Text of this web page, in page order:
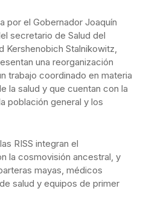
por el Gobernador Joaquín
secretario de Salud del
Kershenobich Stalnikowitz,
una reorganización
trabajo coordinado en materia
la salud y que cuentan con la
población general y los
RISS integran el
la cosmovisión ancestral, y
mayas, médicos
salud y equipos de primer